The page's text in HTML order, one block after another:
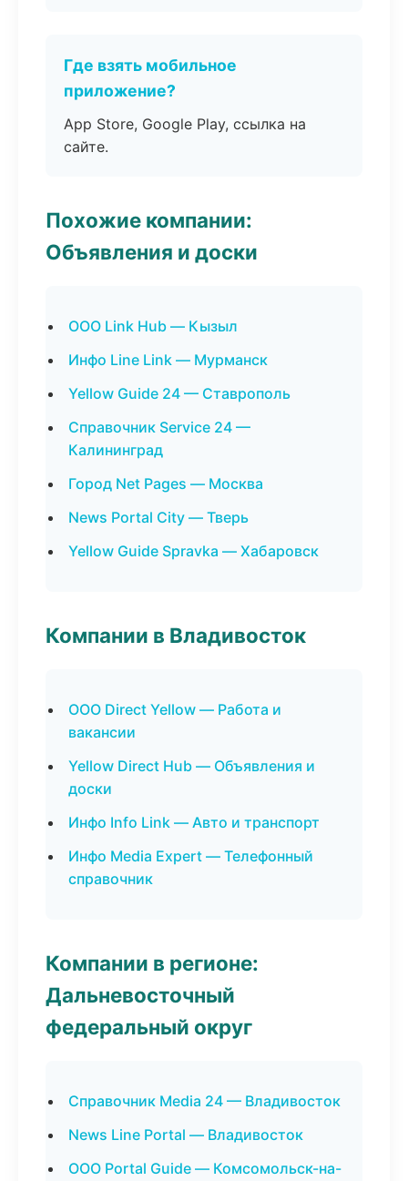
Где взять мобильное
приложение?
App Store, Google Play, ссылка на
сайте.
Похожие компании:
Объявления и доски
ООО Link Hub — Кызыл
Инфо Line Link — Мурманск
Yellow Guide 24 — Ставрополь
Справочник Service 24 —
Калининград
Город Net Pages — Москва
News Portal City — Тверь
Yellow Guide Spravka — Хабаровск
Компании в Владивосток
ООО Direct Yellow — Работа и
вакансии
Yellow Direct Hub — Объявления и
доски
Инфо Info Link — Авто и транспорт
Инфо Media Expert — Телефонный
справочник
Компании в регионе:
Дальневосточный
федеральный округ
Справочник Media 24 — Владивосток
News Line Portal — Владивосток
ООО Portal Guide — Комсомольск-на-